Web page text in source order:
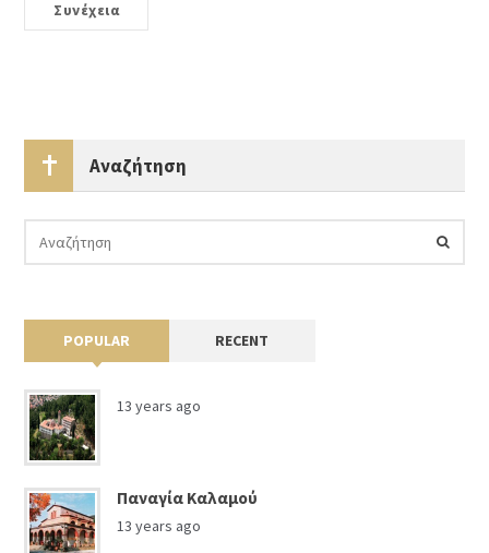
Συνέχεια
Αναζήτηση
POPULAR RECENT
13 years ago
Παναγία Καλαμού
13 years ago